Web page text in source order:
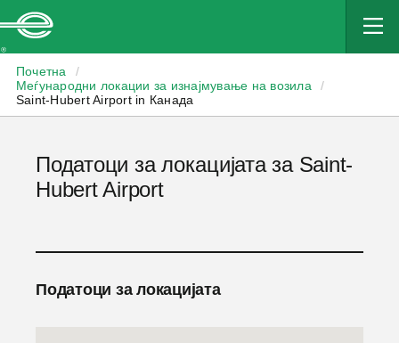
Почетна
/
Меѓународни локации за изнајмување на возила
/
Saint-Hubert Airport in Канада
Податоци за локацијата за Saint-
Hubert Airport
Податоци за локацијата